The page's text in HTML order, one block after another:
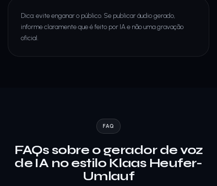
Dica: evite enganar o público. Se publicar áudio gerado,
informe claramente que é feito por IA e não uma gravação
oficial.
FAQ
FAQs sobre o gerador de voz
de IA no estilo Klaas Heufer-
Umlauf